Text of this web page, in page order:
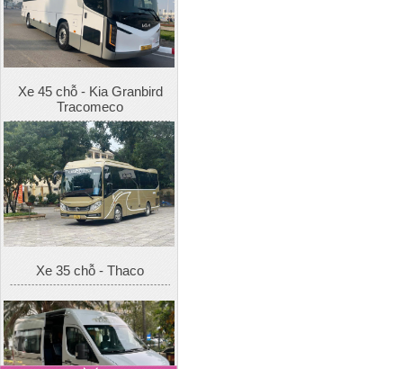
Xe 45 chỗ - Kia Granbird
Tracomeco
Xe 35 chỗ - Thaco